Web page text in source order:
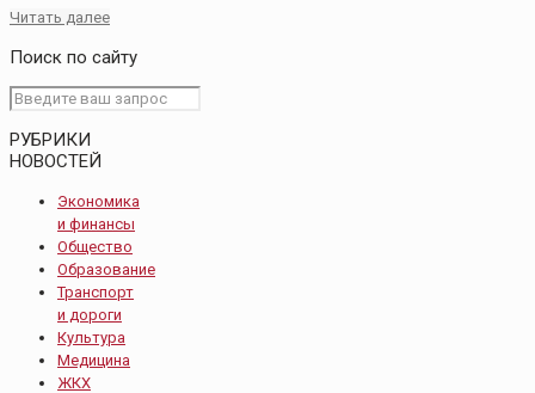
Читать далее
Поиск по сайту
РУБРИКИ
НОВОСТЕЙ
Экономика
и финансы
Общество
Образование
Транспорт
и дороги
Культура
Медицина
ЖКХ